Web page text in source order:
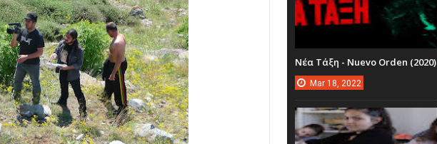
Νέα Τάξη - Nuevo Orden (2020)
Mar 18, 2022